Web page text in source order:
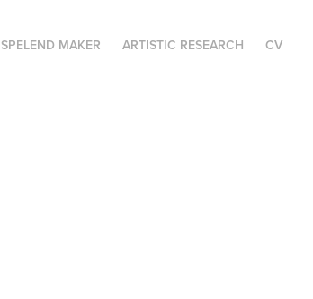
SPELEND MAKER ARTISTIC RESEARCH CV